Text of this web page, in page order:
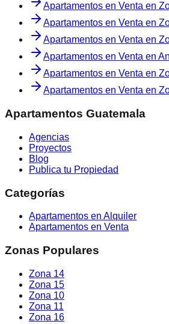
Apartamentos en Venta en
Apartamentos en Venta en
Apartamentos en Venta en
Apartamentos en Venta en
Apartamentos en Venta en
Apartamentos en Venta en
Apartamentos Guatemala
Agencias
Proyectos
Blog
Publica tu Propiedad
Categorías
Apartamentos en Alquiler
Apartamentos en Venta
Zonas Populares
Zona 14
Zona 15
Zona 10
Zona 11
Zona 16